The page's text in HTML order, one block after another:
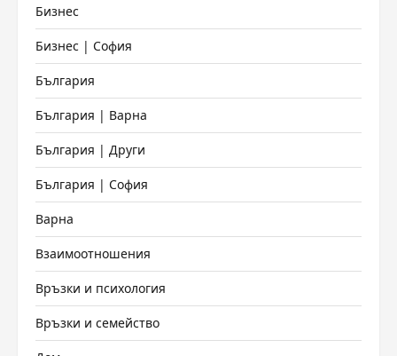
Бизнес
Бизнес | София
България
България | Варна
България | Други
България | София
Варна
Взаимоотношения
Връзки и психология
Връзки и семейство